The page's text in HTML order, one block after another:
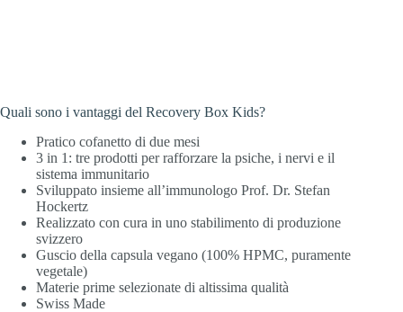
Quali sono i vantaggi del Recovery Box Kids?
Pratico cofanetto di due mesi
3 in 1: tre prodotti per rafforzare la psiche, i nervi e il
sistema immunitario
Sviluppato insieme all’immunologo Prof. Dr. Stefan
Hockertz
Realizzato con cura in uno stabilimento di produzione
svizzero
Guscio della capsula vegano (100% HPMC, puramente
vegetale)
Materie prime selezionate di altissima qualità
Swiss Made